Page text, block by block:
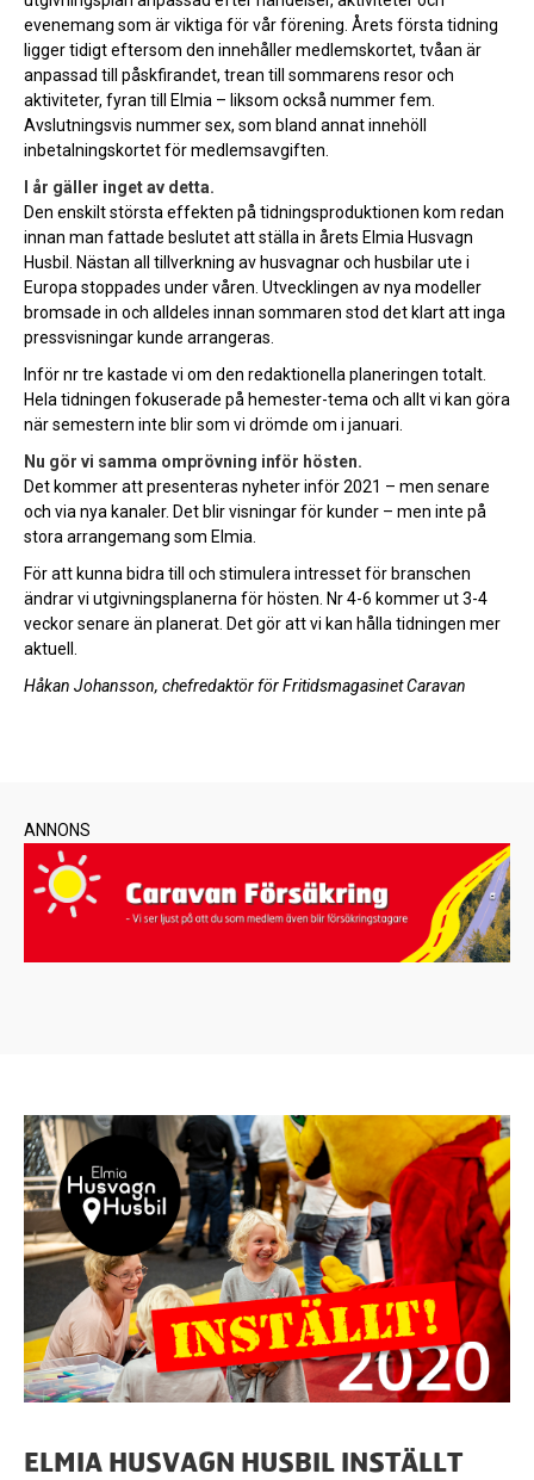
evenemang som är viktiga för vår förening. Årets första tidning
ligger tidigt eftersom den innehåller medlemskortet, tvåan är
anpassad till påskfirandet, trean till sommarens resor och
aktiviteter, fyran till Elmia – liksom också nummer fem.
Avslutningsvis nummer sex, som bland annat innehöll
inbetalningskortet för medlemsavgiften.
I år gäller inget av detta.
Den enskilt största effekten på tidningsproduktionen kom redan
innan man fattade beslutet att ställa in årets Elmia Husvagn
Husbil. Nästan all tillverkning av husvagnar och husbilar ute i
Europa stoppades under våren. Utvecklingen av nya modeller
bromsade in och alldeles innan sommaren stod det klart att inga
pressvisningar kunde arrangeras.
Inför nr tre kastade vi om den redaktionella planeringen totalt.
Hela tidningen fokuserade på hemester-tema och allt vi kan göra
när semestern inte blir som vi drömde om i januari.
Nu gör vi samma omprövning inför hösten.
Det kommer att presenteras nyheter inför 2021 – men senare
och via nya kanaler. Det blir visningar för kunder – men inte på
stora arrangemang som Elmia.
För att kunna bidra till och stimulera intresset för branschen
ändrar vi utgivningsplanerna för hösten. Nr 4-6 kommer ut 3-4
veckor senare än planerat. Det gör att vi kan hålla tidningen mer
aktuell.
Håkan Johansson, chefredaktör för Fritidsmagasinet Caravan
ANNONS
ELMIA HUSVAGN HUSBIL INSTÄLLT